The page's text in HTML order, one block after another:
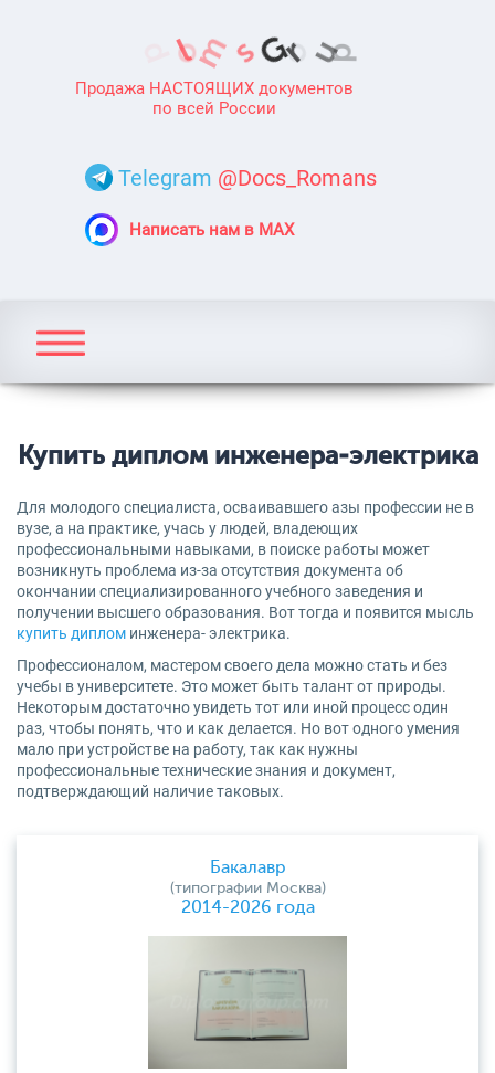
Продажа НАСТОЯЩИХ документов
по всей России
Telegram @Docs_Romans
Написать нам в MAX
Купить диплом инженера-электрика
Для молодого специалиста, осваивавшего азы профессии не в
вузе, а на практике, учась у людей, владеющих
профессиональными навыками, в поиске работы может
возникнуть проблема из-за отсутствия документа об
окончании специализированного учебного заведения и
получении высшего образования. Вот тогда и появится мысль
купить диплом инженера- электрика.
Профессионалом, мастером своего дела можно стать и без
учебы в университете. Это может быть талант от природы.
Некоторым достаточно увидеть тот или иной процесс один
раз, чтобы понять, что и как делается. Но вот одного умения
мало при устройстве на работу, так как нужны
профессиональные технические знания и документ,
подтверждающий наличие таковых.
Бакалавр
(типографии Москва)
2014-2026 года